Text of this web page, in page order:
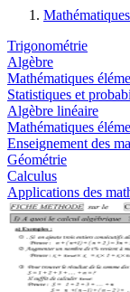
Mathématiques
Trigonométrie
Algèbre
Mathématiques
Statistiques et
Algèbre linéaire
Mathématiques
Enseignement des
Géométrie
Calculus
Applications des